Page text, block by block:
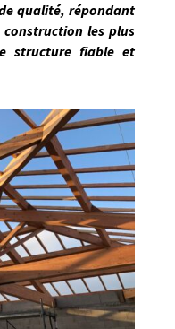
qualité, répondant
les plus
structure fiable et